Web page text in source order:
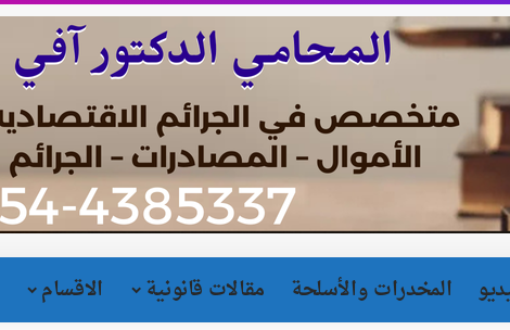
المخدرات والأسلحة مقالات قانونية الاقسام